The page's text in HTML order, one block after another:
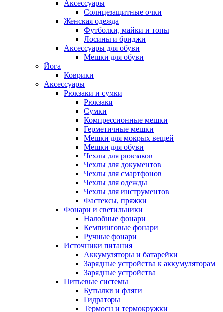
Аксессуары
Солнцезащитные очки
Женская одежда
Футболки, майки и топы
Лосины и бриджи
Аксессуары для обуви
Мешки для обуви
Йога
Коврики
Аксессуары
Рюкзаки и сумки
Рюкзаки
Сумки
Компрессионные мешки
Герметичные мешки
Мешки для мокрых вещей
Мешки для обуви
Чехлы для рюкзаков
Чехлы для документов
Чехлы для смартфонов
Чехлы для одежды
Чехлы для инструментов
Фастексы, пряжки
Фонари и светильники
Налобные фонари
Кемпинговые фонари
Ручные фонари
Источники питания
Аккумуляторы и батарейки
Зарядные устройства к аккумуляторам
Зарядные устройства
Питьевые системы
Бутылки и фляги
Гидраторы
Термосы и термокружки